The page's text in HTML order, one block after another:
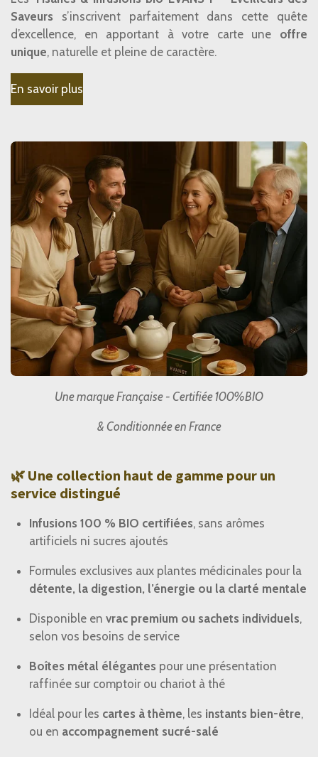
Saveurs s’inscrivent parfaitement dans cette quête
d’excellence, en apportant à votre carte une offre
unique, naturelle et pleine de caractère.
En savoir plus
Une marque Française - Certifiée 100%BIO
& Conditionnée en France
🌿 Une collection haut de gamme pour un
service distingué
Infusions 100 % BIO certifiées, sans arômes
artificiels ni sucres ajoutés
Formules exclusives aux plantes médicinales pour la
détente, la digestion, l’énergie ou la clarté mentale
Disponible en vrac premium ou sachets individuels,
selon vos besoins de service
Boîtes métal élégantes pour une présentation
raffinée sur comptoir ou chariot à thé
Idéal pour les cartes à thème, les instants bien-être,
ou en accompagnement sucré-salé